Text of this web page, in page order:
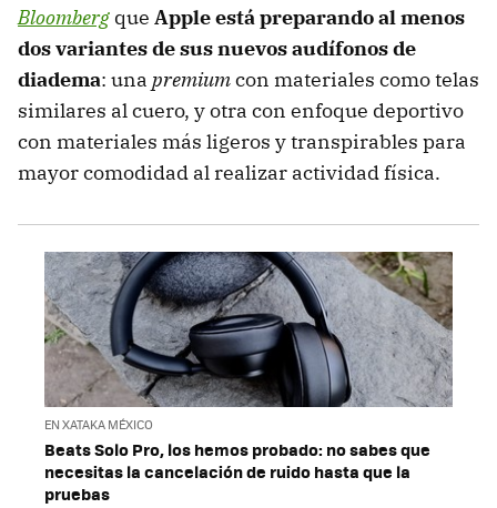
Bloomberg que Apple está preparando al menos
dos variantes de sus nuevos audífonos de
diadema: una premiumcon materiales como telas
similares al cuero, y otra con enfoque deportivo
con materiales más ligeros y transpirables para
mayor comodidad al realizar actividad física.
EN XATAKA MÉXICO
Beats Solo Pro, los hemos probado: no sabes que
necesitas la cancelación de ruido hasta que la
pruebas